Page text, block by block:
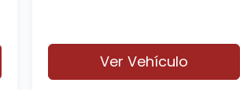
Ver Vehículo